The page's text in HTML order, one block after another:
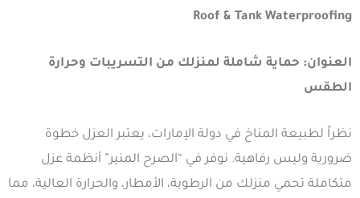
Roof & Tank Waterproofing
العنوان: حماية شاملة لمنزلك من التسريبات وحرارة
الطقس
نظراً لطبيعة المناخ في دولة الإمارات، يعتبر العزل خطوة
ضرورية وليس رفاهية. نوفر في “الصرح المنير” أنظمة عزل
متكاملة تحمي منزلك من الرطوبة، الأمطار، والحرارة العالية، مما